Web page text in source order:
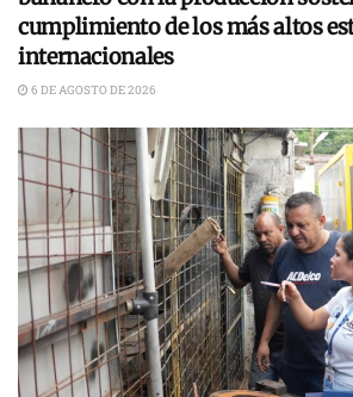
cumplimiento de los más altos
internacionales
6 DE AGOSTO DE 2026